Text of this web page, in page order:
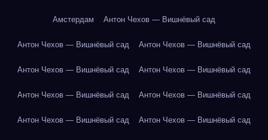
Амстердам Антон Чехов — Вишнёвый сад
Антон Чехов — Вишнёвый сад Антон Чехов — Вишнёвый сад
Антон Чехов — Вишнёвый сад Антон Чехов — Вишнёвый сад
Антон Чехов — Вишнёвый сад Антон Чехов — Вишнёвый сад
Антон Чехов — Вишнёвый сад Антон Чехов — Вишнёвый сад